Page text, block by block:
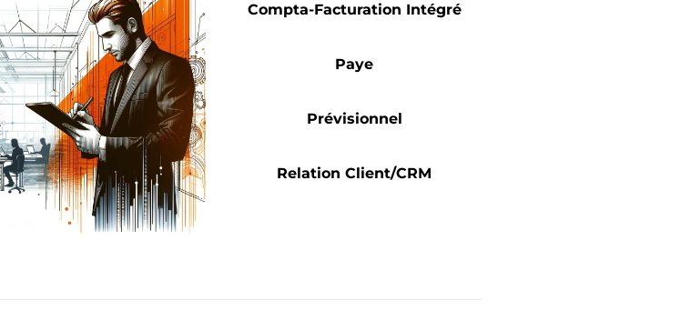
Compta-Facturation Intégré
Paye
Prévisionnel
Relation Client/CRM